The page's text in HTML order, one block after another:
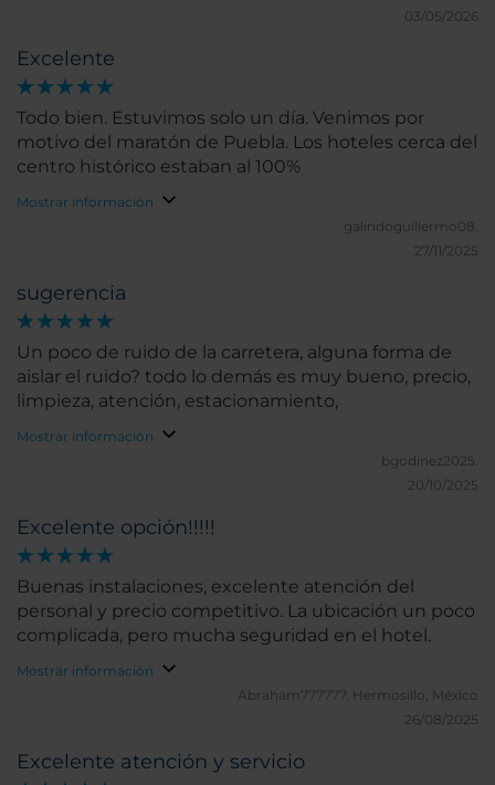
03/05/2026
Excelente
Todo bien. Estuvimos solo un día. Venimos por
motivo del maratón de Puebla. Los hoteles cerca del
centro histórico estaban al 100%
Mostrar información
galindoguillermo08.
27/11/2025
sugerencia
Un poco de ruido de la carretera, alguna forma de
aislar el ruido? todo lo demás es muy bueno, precio,
limpieza, atención, estacionamiento,
Mostrar información
bgodinez2025.
20/10/2025
Excelente opción!!!!!
Buenas instalaciones, excelente atención del
personal y precio competitivo. La ubicación un poco
complicada, pero mucha seguridad en el hotel.
Mostrar información
Abraham777777. Hermosillo, México
26/08/2025
Excelente atención y servicio